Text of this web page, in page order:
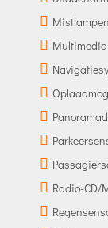
Radio-CD/